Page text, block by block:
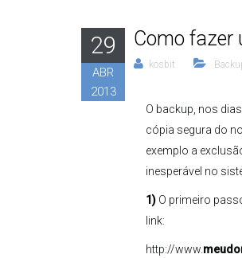
29
ABR
2013
Como fazer
kosbit
O backup, nos
cópia segura do
exemplo a
inesperável no
1) O primeiro
link:
http://www.